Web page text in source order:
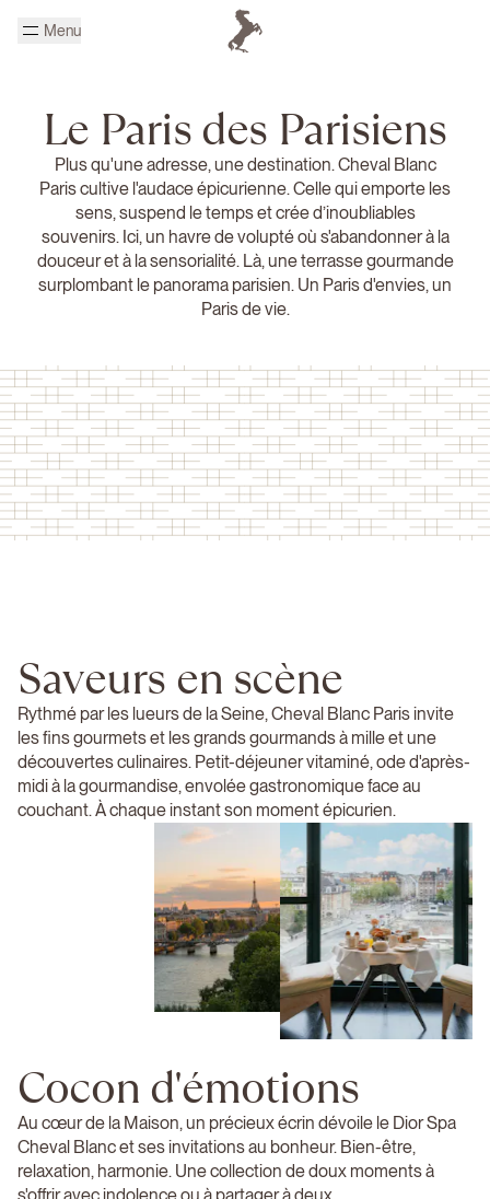
Menu
Le Paris des Parisiens
Plus qu'une adresse, une destination. Cheval Blanc
Paris cultive l'audace épicurienne. Celle qui emporte les
sens, suspend le temps et crée d’inoubliables
souvenirs. Ici, un havre de volupté où s'abandonner à la
douceur et à la sensorialité. Là, une terrasse gourmande
surplombant le panorama parisien. Un Paris d'envies, un
Paris de vie.
Saveurs en scène
Rythmé par les lueurs de la Seine, Cheval Blanc Paris invite
les fins gourmets et les grands gourmands à mille et une
découvertes culinaires. Petit-déjeuner vitaminé, ode d'après-
midi à la gourmandise, envolée gastronomique face au
couchant. À chaque instant son moment épicurien.
Cocon d'émotions
Au cœur de la Maison, un précieux écrin dévoile le Dior Spa
Cheval Blanc et ses invitations au bonheur. Bien-être,
relaxation, harmonie. Une collection de doux moments à